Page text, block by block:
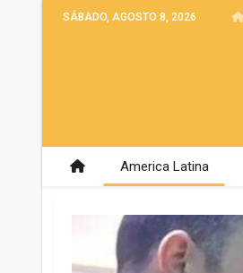
SÁBADO, AGOSTO 8, 2026
America Latina